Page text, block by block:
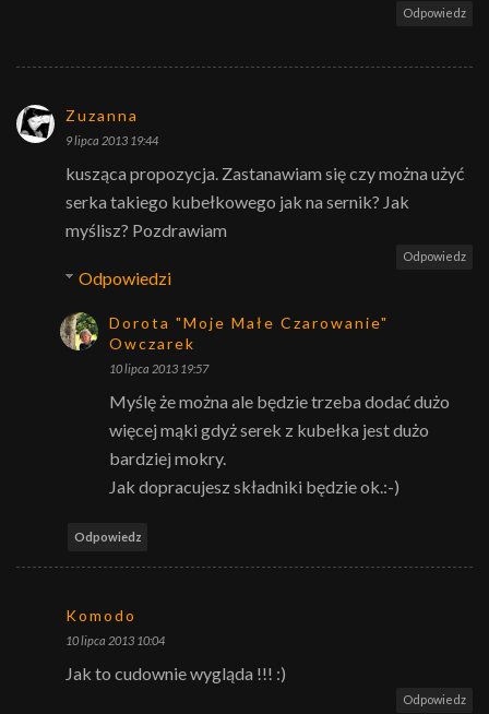
Odpowiedz
Zuzanna
9 lipca 2013 19:44
kusząca propozycja. Zastanawiam się czy można użyć
serka takiego kubełkowego jak na sernik? Jak
myślisz? Pozdrawiam
Odpowiedz
Odpowiedzi
Dorota "Moje Małe Czarowanie"
Owczarek
10 lipca 2013 19:57
Myślę że można ale będzie trzeba dodać dużo
więcej mąki gdyż serek z kubełka jest dużo
bardziej mokry.
Jak dopracujesz składniki będzie ok.:-)
Odpowiedz
Komodo
10 lipca 2013 10:04
Jak to cudownie wygląda !!! :)
Odpowiedz